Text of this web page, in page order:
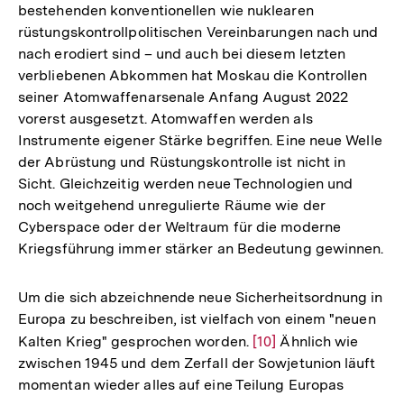
bestehenden konventionellen wie nuklearen
rüstungskontrollpolitischen Vereinbarungen nach und
nach erodiert sind – und auch bei diesem letzten
verbliebenen Abkommen hat Moskau die Kontrollen
seiner Atomwaffenarsenale Anfang August 2022
vorerst ausgesetzt. Atomwaffen werden als
Instrumente eigener Stärke begriffen. Eine neue Welle
der Abrüstung und Rüstungskontrolle ist nicht in
Sicht. Gleichzeitig werden neue Technologien und
noch weitgehend unregulierte Räume wie der
Cyberspace oder der Weltraum für die moderne
Kriegsführung immer stärker an Bedeutung gewinnen.
Um die sich abzeichnende neue Sicherheitsordnung in
Europa zu beschreiben, ist vielfach von einem "neuen
Kalten Krieg" gesprochen worden. Zur
Auflösung
der
[10] Ähnlich wie
zwischen 1945 und dem Zerfall der Sowjetunion läuft
momentan wieder alles auf eine Teilung Europas